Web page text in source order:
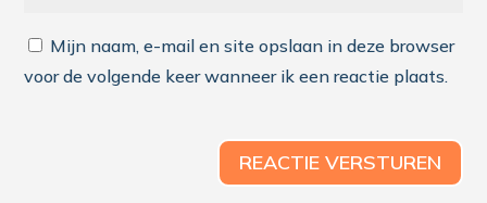
Mijn naam, e-mail en site opslaan in deze browser
voor de volgende keer wanneer ik een reactie plaats.
REACTIE VERSTUREN